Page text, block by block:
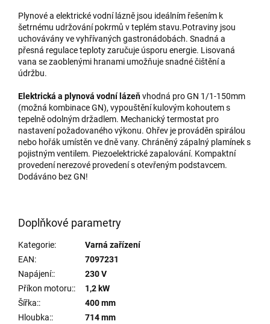
Plynové a elektrické vodní lázně jsou ideálním řešením k
šetrnému udržování pokrmů v teplém stavu.Potraviny jsou
uchovávány ve vyhřívaných gastronádobách. Snadná a
přesná regulace teploty zaručuje úsporu energie. Lisovaná
vana se zaoblenými hranami umožňuje snadné čištění a
údržbu.
Elektrická a plynová vodní lázeňvhodná pro GN 1/1-150mm
(možná kombinace GN), vypouštění kulovým kohoutem s
tepelně odolným držadlem. Mechanický termostat pro
nastavení požadovaného výkonu. Ohřev je prováděn spirálou
nebo hořák umístěn ve dně vany. Chráněný zápalný plamínek s
pojistným ventilem. Piezoelektrické zapalování. Kompaktní
provedení nerezové provedení s otevřeným podstavcem.
Dodáváno bez GN!
Doplňkové parametry
Kategorie:
Varná zařízení
EAN:
7097231
Napájení::
230 V
Příkon motoru::
1,2 kW
Šířka::
400 mm
Hloubka::
714 mm